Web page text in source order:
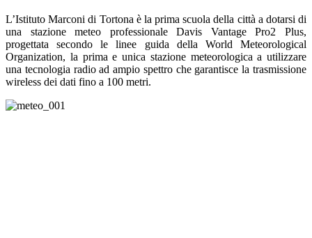
L’Istituto Marconi di Tortona è la prima scuola della città a dotarsi di
una stazione meteo professionale Davis Vantage Pro2 Plus,
progettata secondo le linee guida della World Meteorological
Organization, la prima e unica stazione meteorologica a utilizzare
una tecnologia radio ad ampio spettro che garantisce la trasmissione
wireless dei dati fino a 100 metri.